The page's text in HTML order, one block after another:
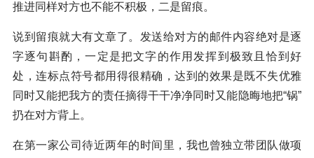
推进同样对方也不能不积极，二是留痕。
说到留痕就大有文章了。发送给对方的邮件内容绝对是逐
字逐句斟酌，一定是把文字的作用发挥到极致且恰到好
处，连标点符号都用得很精确，达到的效果是既不失优雅
同时又能把我方的责任摘得干干净净同时又能隐晦地把“锅”
扔在对方背上。
在第一家公司待近两年的时间里，我也曾独立带团队做项